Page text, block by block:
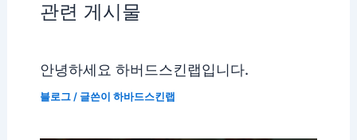
관련 게시물
안녕하세요 하버드스킨랩입니다.
블로그/ 글쓴이 하바드스킨랩